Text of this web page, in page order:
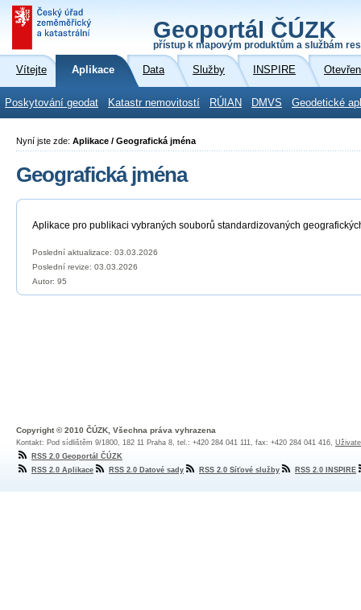
Geoportál ČÚZK
přístup k mapovým produktům a službám
Vítejte Aplikace Data Služby INSPIRE
Poskytování geodat Katastr nemovitostí RÚIAN DMVS Geodetické
Nyní jste zde: Aplikace / Geografická jména
Geografická jména
Aplikace pro publikaci vybraných souborů standardizovaných
Poslední aktualizace: 03.03.2026
Poslední revize: 03.03.2026
Autor: 95
Copyright © 2010 ČÚZK, Všechna práva vyhrazena
Kontakt: Pod sídlištěm 9/1800, 182 11 Praha 8, tel.: +420 284 041 111, fax: +420 284 041 416,
RSS 2.0 Geoportál ČÚZK
RSS 2.0 Aplikace
RSS 2.0 Datové sady RSS 2.0 Síťové služby RSS 2.0 INSPIRE